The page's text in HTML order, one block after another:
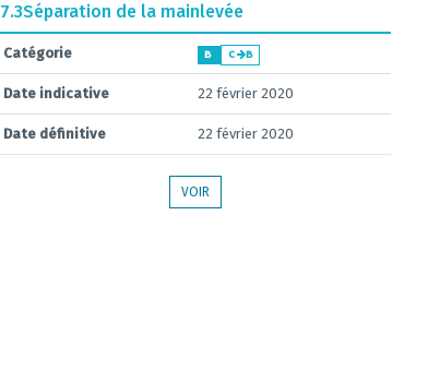
7.3Séparation de la mainlevée
Catégorie B C B
Date indicative 22 février 2020
Date définitive 22 février 2020
VOIR